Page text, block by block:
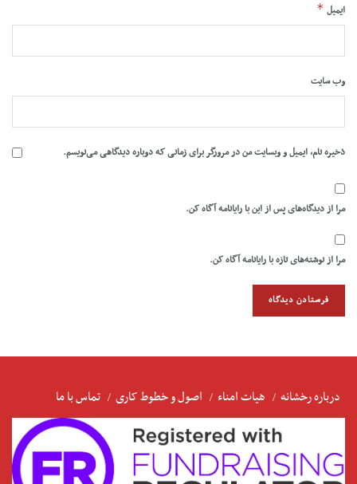
ایمیل *
وب‌ سایت
ذخیره نام، ایمیل و وبسایت من در مرورگر برای زمانی که دوباره دیدگاهی می‌نویسم.
مرا از دیدگاه‌های پس از این با رایانامه آگاه کن.
مرا از نوشته‌های تازه با رایانامه آگاه کن.
درباره رخشانه هیات امناء اصول و خطوط کاری تماس با ما